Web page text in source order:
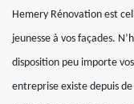
Hemery Rénovation est
jeunesse à vos façades.
disposition peu importe
entreprise existe depuis